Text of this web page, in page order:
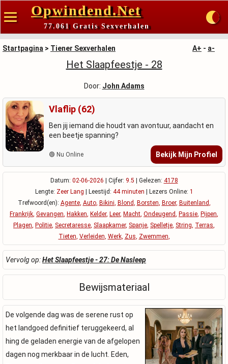
Opwindend.Net
77.061 Gratis Sexverhalen
Startpagina > Tiener Sexverhalen A+ - a-
Het Slaapfeestje - 28
Door: John Adams
Vlaflip (62)
Ben jij iemand die houdt van avontuur, aandacht en
een beetje spanning?
🟢 Nu Online Bekijk Mijn Profiel
Datum: 02-06-2026 | Cijfer: 9.5 | Gelezen: 4178
Lengte: Zeer Lang | Leestijd: 44 minuten | Lezers Online: 1
Trefwoord(en): Agente, Auto, Bikini, Blond, Borsten, Broer, Buitenland,
Frankrijk, Gevangen, Hakken, Kelder, Leer, Macht, Ondeugend, Passie, Pijpen,
Plagen, Politie, Secretaresse, Slaapkamer, Spanje, Spelletje, String, Terras,
Tieten, Verleiden, Werk, Zus, Zwemmen,
Vervolg op:Het Slaapfeestje - 27: De Nasleep
Bewijsmateriaal
De volgende dag was de serene rust op
het landgoed definitief teruggekeerd, al
hing de geladen energie van de afgelopen
dagen nog merkbaar in de lucht. Eden,